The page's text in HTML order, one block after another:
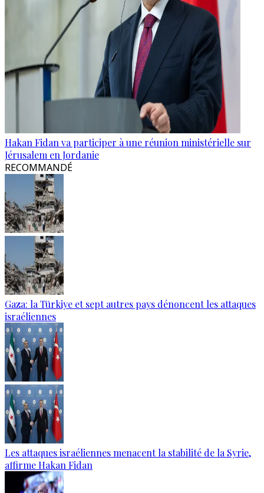
Hakan Fidan va participer à une réunion ministérielle sur
Jérusalem en Jordanie
RECOMMANDÉ
Gaza: la Türkiye et sept autres pays dénoncent les attaques
israéliennes
Les attaques israéliennes menacent la stabilité de la Syrie,
affirme Hakan Fidan